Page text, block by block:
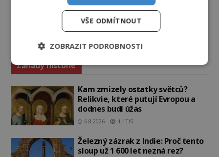
Mimozemšťan z Andahuaylillas: Čí
jsou ostatky zakrslého stvoření s
ohromnou lebkou?
Záhady historie
Kam zmizely ostatky světců?
Relikvie, které putují Evropou a
dodnes budí úžas
6.8.2026 1.1TIS
Železný zázrak z Indie: Proč tento
sloup už 1 600 let nezná rez?
VŠE ODMÍTNOUT
ZOBRAZIT PODROBNOSTI